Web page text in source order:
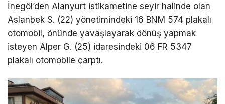
İnegöl’den Alanyurt istikametine seyir halinde olan
Aslanbek S. (22) yönetimindeki 16 BNM 574 plakalı
otomobil, önünde yavaşlayarak dönüş yapmak
isteyen Alper G. (25) idaresindeki 06 FR 5347
plakalı otomobile çarptı.